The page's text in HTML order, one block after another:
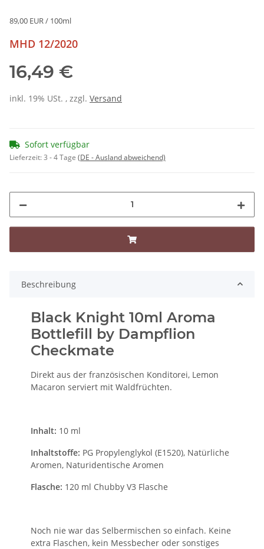
89,00 EUR / 100ml
MHD 12/2020
16,49 €
inkl. 19% USt. , zzgl. Versand
Sofort verfügbar
Lieferzeit:3 - 4 Tage (DE - Ausland abweichend)
Beschreibung
Black Knight 10ml Aroma
Bottlefill by Dampflion
Checkmate
Direkt aus der französischen Konditorei, Lemon
Macaron serviert mit Waldfrüchten.
Inhalt: 10 ml
Inhaltstoffe: PG Propylenglykol (E1520), Natürliche
Aromen, Naturidentische Aromen
Flasche: 120 ml Chubby V3 Flasche
Noch nie war das Selbermischen so einfach. Keine
extra Flaschen, kein Messbecher oder sonstiges